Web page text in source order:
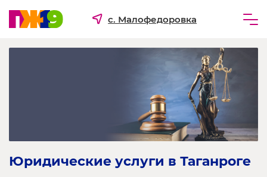
с. Малофедоровка
Частным лицам
Юридические услуги в Таганроге